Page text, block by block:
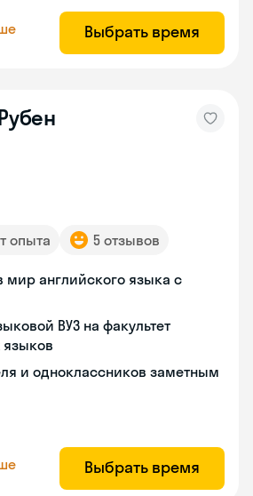
Выбрать время
опыта 5 отзывов
мир английского языка с
ВУЗ на факультет
языков
и одноклассников заметным
Выбрать время